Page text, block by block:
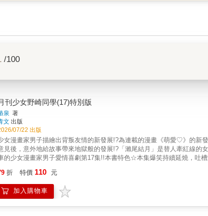
/100
刊少女野崎同學(17)特別版
泉 著
文 出版
07/22 出版
女漫畫家男子描繪出背叛友情的新發展!?為連載的漫畫《萌愛♡》的新
見後，意外地給故事帶來地獄般的發展!?「瀨尾結月」是替人牽紅線
的少女漫畫家男子愛情喜劇第17集!!本書特色☆本集爆笑持續延燒，
折 特價 110 元
加入購物車